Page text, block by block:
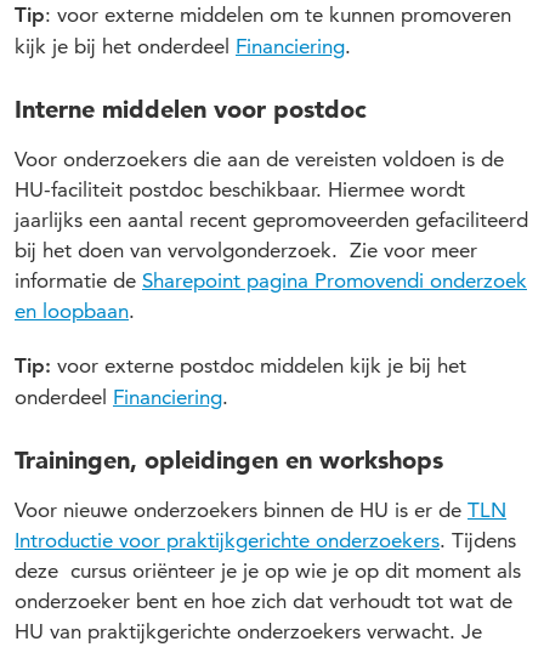
Tip: voor externe middelen om te kunnen promoveren
kijk je bij het onderdeel Financiering.
Interne middelen voor postdoc
Voor onderzoekers die aan de vereisten voldoen is de
HU-faciliteit postdoc beschikbaar. Hiermee wordt
jaarlijks een aantal recent gepromoveerden gefaciliteerd
bij het doen van vervolgonderzoek. Zie voor meer
informatie de Sharepoint pagina Promovendi onderzoek
en loopbaan.
Tip: voor externe postdoc middelen kijk je bij het
onderdeel Financiering.
Trainingen, opleidingen en workshops
Voor nieuwe onderzoekers binnen de HU is er de TLN
Introductie voor praktijkgerichte onderzoekers. Tijdens
deze cursus oriënteer je je op wie je op dit moment als
onderzoeker bent en hoe zich dat verhoudt tot wat de
HU van praktijkgerichte onderzoekers verwacht. Je